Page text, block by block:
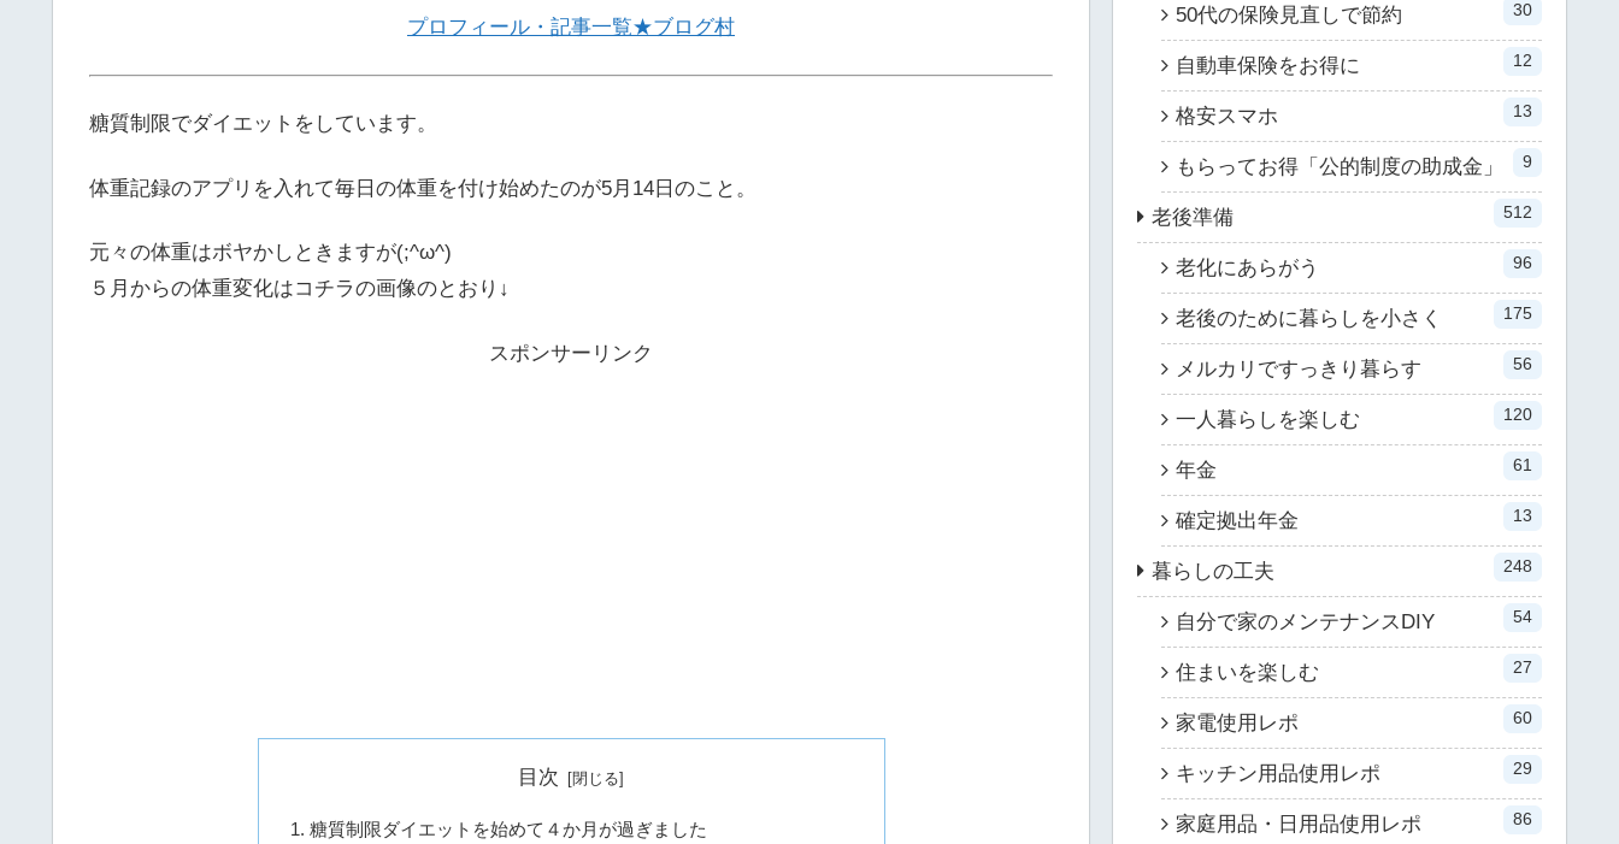
プロフィール・記事一覧★ブログ村
糖質制限でダイエットをしています。
体重記録のアプリを入れて毎日の体重を付け始めたのが5月14日のこと。
元々の体重はボヤかしときますが(;^ω^)
５月からの体重変化はコチラの画像のとおり↓
スポンサーリンク
目次
糖質制限ダイエットを始めて４か月が過ぎました
50代の保険見直しで節約 30
自動車保険をお得に 12
格安スマホ 13
もらってお得「公的制度の助成金」 9
老後準備 512
老化にあらがう 96
老後のために暮らしを小さく 175
メルカリですっきり暮らす 56
一人暮らしを楽しむ 120
年金 61
確定拠出年金 13
暮らしの工夫 248
自分で家のメンテナンスDIY 54
住まいを楽しむ 27
家電使用レポ 60
キッチン用品使用レポ 29
家庭用品・日用品使用レポ 86